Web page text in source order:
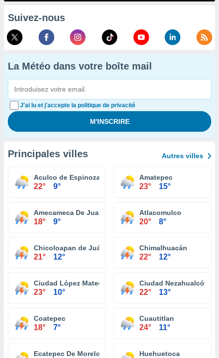
Suivez-nous
La Météo dans votre boîte mail
J'ai lu et j'accepte la politique de privacité
Principales villes Autres villes
Aculco de Espinoza
22° 9°
Amatepec
23° 15°
Amecameca De Juarez
18° 9°
Atlacomulco
20° 8°
Chicoloapan de Juárez
21° 12°
Chimalhuacán
22° 12°
Ciudad López Mateos
23° 10°
Ciudad Nezahualcóyotl
22° 13°
Coatepec
18° 7°
Cuautitlan
24° 11°
Ecatepec De Morelos Huehuetoca